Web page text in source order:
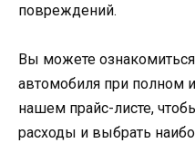
повреждений.
Вы можете
автомобиля при полном
нашем прайс-листе,
расходы и выбрать